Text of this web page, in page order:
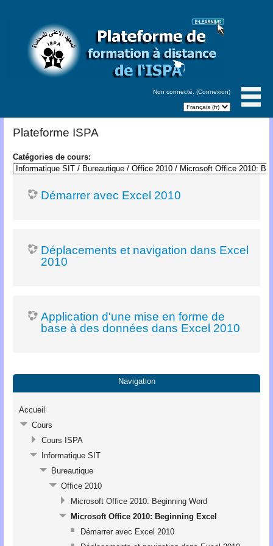
Non connecté. (Connexion)
Plateforme ISPA
Catégories de cours:
Démarrer avec Excel 2010
Déplacements et navigation dans Excel
2010
Application d'une mise en forme de
base à des données dans Excel 2010
Navigation
Accueil
Cours
Cours ISPA
Informatique SIT
Bureautique
Office 2010
Microsoft Office 2010: Beginning Word
Microsoft Office 2010: Beginning Excel
Démarrer avec Excel 2010